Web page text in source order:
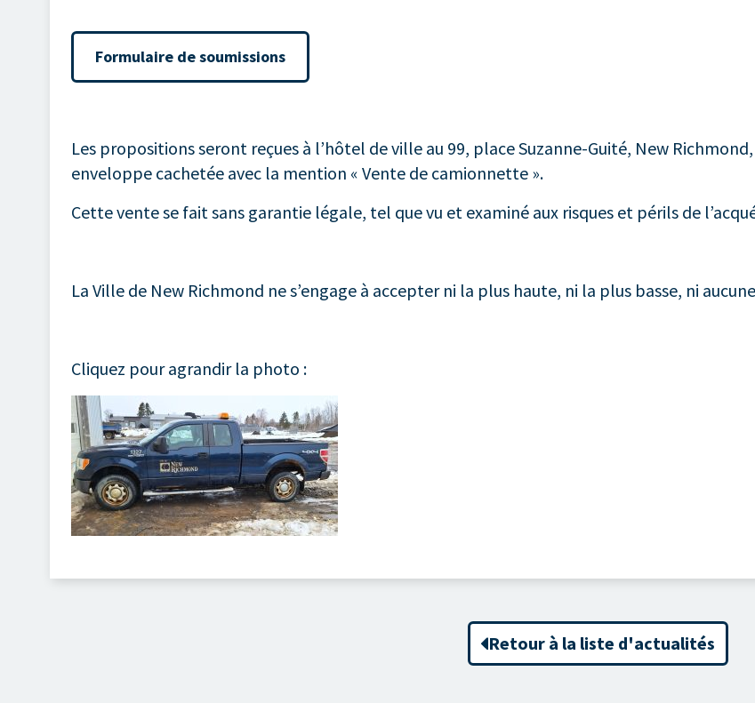
Formulaire de soumissions
Les propositions seront reçues à l’hôtel de ville au 99, place Suzanne-Guité, New Richmond,
enveloppe cachetée avec la mention « Vente de camionnette ».
Cette vente se fait sans garantie légale, tel que vu et examiné aux risques et périls de
La Ville de New Richmond ne s’engage à accepter ni la plus haute, ni la plus basse, ni
Cliquez pour agrandir la photo :
Retour à la liste d'actualités